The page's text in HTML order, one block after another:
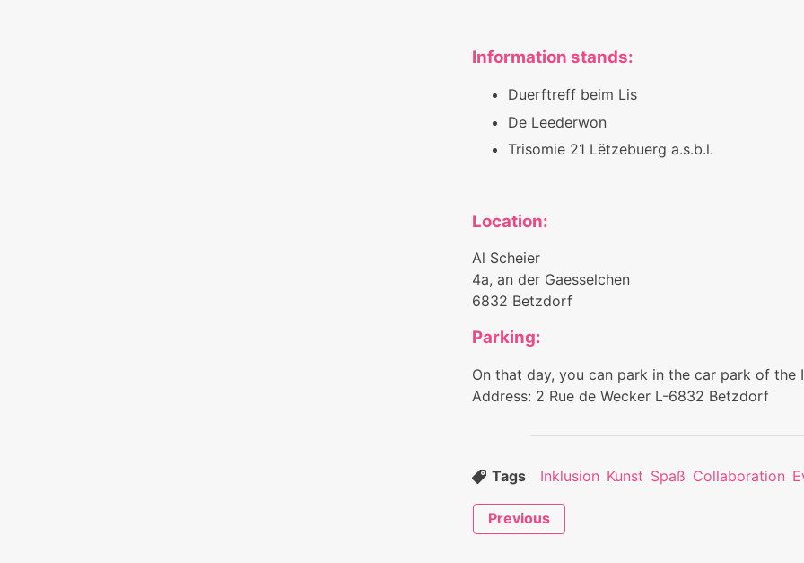
Information stands:
Duerftreff beim Lis
De Leederwon
Trisomie 21 Lëtzebuerg a.s.b.l.
Location:
Al Scheier
4a, an der Gaesselchen
6832 Betzdorf
Parking:
On that day, you can park in the car park of
Address: 2 Rue de Wecker L-6832 Betzdorf
Tags Inklusion Kunst Spaß Collaboration
Previous